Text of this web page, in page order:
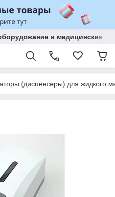
и медицинские
(диспенсеры) для жидкого